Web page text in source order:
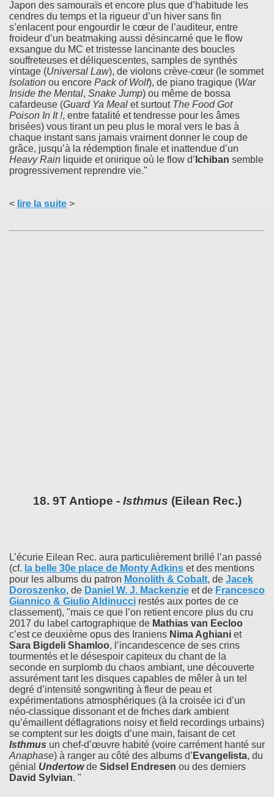
Japon des samouraïs et encore plus que d’habitude les
cendres du temps et la rigueur d’un hiver sans fin
s’enlacent pour engourdir le cœur de l’auditeur, entre
froideur d’un beatmaking aussi désincarné que le flow
exsangue du MC et tristesse lancinante des boucles
souffreteuses et déliquescentes, samples de synthés
vintage (Universal Law), de violons crève-cœur (le sommet
Isolation ou encore Pack of Wolf), de piano tragique (War
Inside the Mental, Snake Jump) ou même de bossa
cafardeuse (Guard Ya Meal et surtout The Food Got
Poison In It !, entre fatalité et tendresse pour les âmes
brisées) vous tirant un peu plus le moral vers le bas à
chaque instant sans jamais vraiment donner le coup de
grâce, jusqu’à la rédemption finale et inattendue d’un
Heavy Rain liquide et onirique où le flow d’ Ichiban semble
progressivement reprendre vie."
< lire la suite >
18. 9T Antiope - Isthmus (Eilean Rec.)
L’écurie Eilean Rec. aura particulièrement brillé l’an passé
(cf. la belle 30e place de Monty Adkins et des mentions
pour les albums du patron Monolith & Cobalt, de Jacek
Doroszenko, de Daniel W. J. Mackenzie et de Francesco
Giannico & Giulio Aldinucci restés aux portes de ce
classement), "mais ce que l’on retient encore plus du cru
2017 du label cartographique de Mathias van Eecloo
c’est ce deuxième opus des Iraniens Nima Aghiani et
Sara Bigdeli Shamloo, l’incandescence de ses crins
tourmentés et le désespoir capiteux du chant de la
seconde en surplomb du chaos ambiant, une découverte
assurément tant les disques capables de mêler à un tel
degré d’intensité songwriting à fleur de peau et
expérimentations atmosphériques (à la croisée ici d’un
néo-classique dissonant et de friches dark ambient
qu’émaillent déflagrations noisy et field recordings urbains)
se comptent sur les doigts d’une main, faisant de cet
Isthmus un chef-d’œuvre habité (voire carrément hanté sur
Anaphase) à ranger au côté des albums d’ Evangelista, du
génial Undertow de Sidsel Endresen ou des derniers
David Sylvian. "